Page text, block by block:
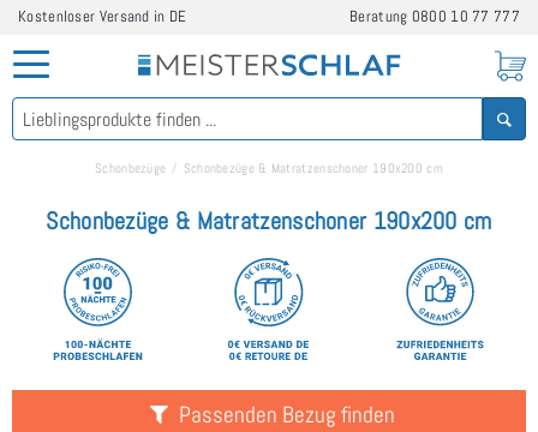
Kostenloser Versand in DE Beratung 0800 10 77 777
Schonbezüge Schonbezüge & Matratzenschoner 190x200 cm
Schonbezüge & Matratzenschoner 190x200 cm
Passenden Bezug finden